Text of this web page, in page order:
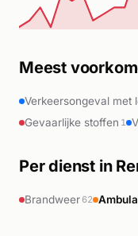
Meest
Verkeersongeval met
Gevaarlijke stoffen 1
Per dienst in
Brandweer 62